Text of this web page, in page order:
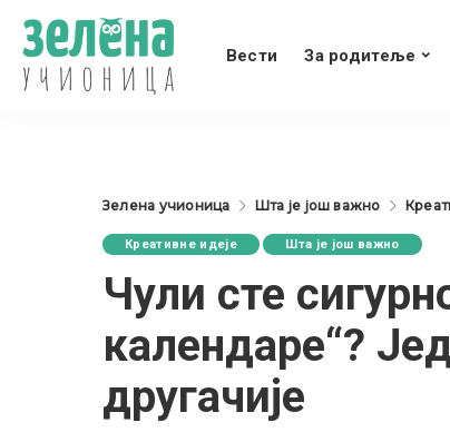
Вести За родитеље
Зелена учионица Шта је још важно
Креативне идеје Шта је још важно
Чули сте
календаре“?
другачије